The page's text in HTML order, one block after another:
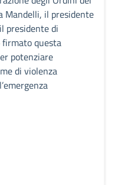
Mandelli, il presidente
presidente di
firmato questa
potenziare
di violenza